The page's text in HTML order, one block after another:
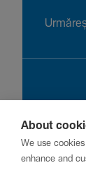
Privacy
About
We use
enhance and